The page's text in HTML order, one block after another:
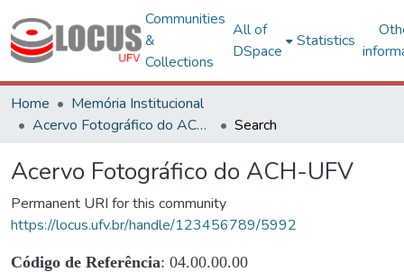
Communities
&
Collections
All of
DSpace
Statistics
Home
Memória Institucional
Acervo Fotográfico do ACH-UFV
Search
Acervo Fotográfico do ACH-UFV
Permanent URI for this community
https://locus.ufv.br/handle/123456789/5992
Código de Referência: 04.00.00.00